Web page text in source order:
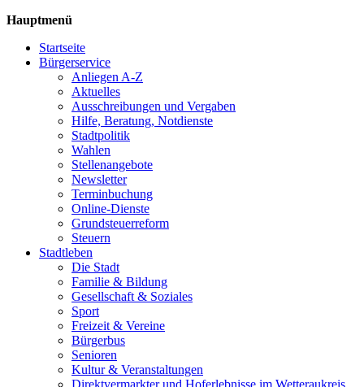
Hauptmenü
Startseite
Bürgerservice
Anliegen A-Z
Aktuelles
Ausschreibungen und Vergaben
Hilfe, Beratung, Notdienste
Stadtpolitik
Wahlen
Stellenangebote
Newsletter
Terminbuchung
Online-Dienste
Grundsteuerreform
Steuern
Stadtleben
Die Stadt
Familie & Bildung
Gesellschaft & Soziales
Sport
Freizeit & Vereine
Bürgerbus
Senioren
Kultur & Veranstaltungen
Direktvermarkter und Hoferlebnisse im Wetteraukreis